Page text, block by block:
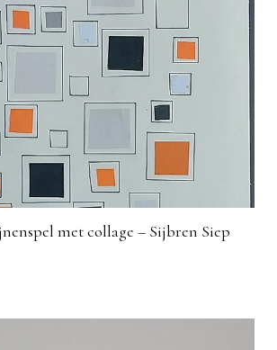
met collage – Sijbren Siep